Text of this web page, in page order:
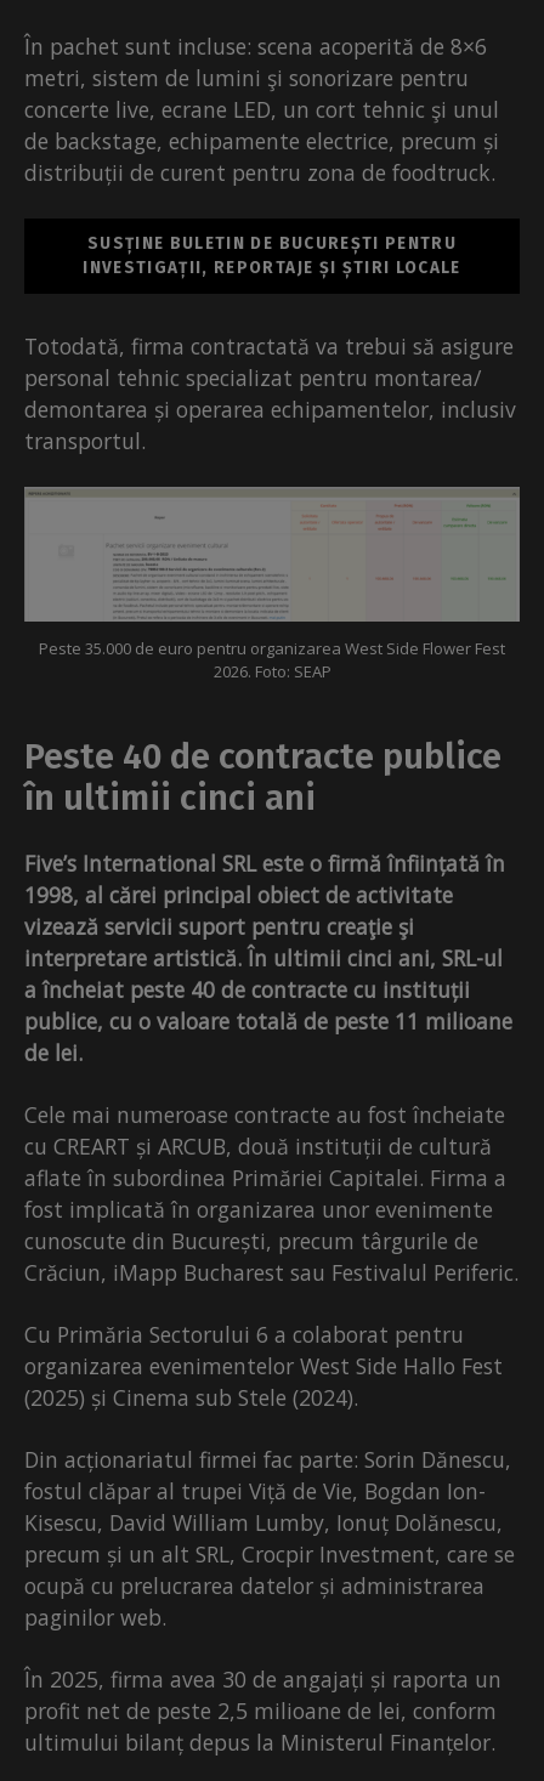
În pachet sunt incluse: scena acoperită de 8×6
metri, sistem de lumini şi sonorizare pentru
concerte live, ecrane LED, un cort tehnic şi unul
de backstage, echipamente electrice, precum și
distribuții de curent pentru zona de foodtruck.
SUSȚINE BULETIN DE BUCUREȘTI PENTRU
INVESTIGAȚII, REPORTAJE ȘI ȘTIRI LOCALE
Totodată, firma contractată va trebui să asigure
personal tehnic specializat pentru montarea/
demontarea și operarea echipamentelor, inclusiv
transportul.
Peste 35.000 de euro pentru organizarea West Side Flower Fest
2026. Foto: SEAP
Peste 40 de contracte publice
în ultimii cinci ani
Five’s International SRL este o firmă înființată în
1998, al cărei principal obiect de activitate
vizează servicii suport pentru creaţie şi
interpretare artistică. În ultimii cinci ani, SRL-ul
a încheiat peste 40 de contracte cu instituții
publice, cu o valoare totală de peste 11 milioane
de lei.
Cele mai numeroase contracte au fost încheiate
cu CREART și ARCUB, două instituții de cultură
aflate în subordinea Primăriei Capitalei. Firma a
fost implicată în organizarea unor evenimente
cunoscute din București, precum târgurile de
Crăciun, iMapp Bucharest sau Festivalul Periferic.
Cu Primăria Sectorului 6 a colaborat pentru
organizarea evenimentelor West Side Hallo Fest
(2025) și Cinema sub Stele (2024).
Din acționariatul firmei fac parte: Sorin Dănescu,
fostul clăpar al trupei Viță de Vie, Bogdan Ion-
Kisescu, David William Lumby, Ionuț Dolănescu,
precum și un alt SRL, Crocpir Investment, care se
ocupă cu prelucrarea datelor și administrarea
paginilor web.
În 2025, firma avea 30 de angajați și raporta un
profit net de peste 2,5 milioane de lei, conform
ultimului bilanț depus la Ministerul Finanțelor.